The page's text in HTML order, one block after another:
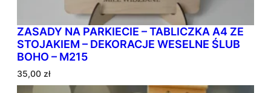
ZASADY NA PARKIECIE – TABLICZKA A4 ZE
STOJAKIEM – DEKORACJE WESELNE ŚLUB
BOHO – M215
35,00 zł